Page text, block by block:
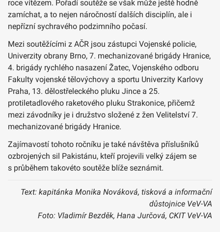
roce vítězem. Pořadí soutěže se však může ještě hodně
zamíchat, a to nejen náročností dalších disciplín, ale i
nepřízní sychravého podzimního počasí.
Mezi soutěžícími z AČR jsou zástupci Vojenské policie,
Univerzity obrany Brno, 7. mechanizované brigády Hranice,
4. brigády rychlého nasazení Žatec, Vojenského odboru
Fakulty vojenské tělovýchovy a sportu Univerzity Karlovy
Praha, 13. dělostřeleckého pluku Jince a 25.
protiletadlového raketového pluku Strakonice, přičemž
mezi závodníky je i družstvo složené z žen Velitelství 7.
mechanizované brigády Hranice.
Zajímavostí tohoto ročníku je také návštěva příslušníků
ozbrojených sil Pakistánu, kteří projevili velký zájem se
s průběhem takovéto soutěže blíže seznámit.
Text: kapitánka Monika Nováková, tisková a informační
důstojnice VeV-VA
Foto: Vladimír Bezděk, Hana Jurčová, CKIT VeV-VA